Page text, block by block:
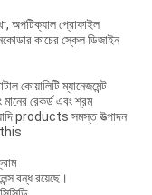
অপটিক্যাল প্রোফাইল
কাচের স্কেল ডিজাইন
কোয়ালিটি ম্যানেজমেন্ট
রেকর্ড এবং শ্রম
products সমস্ত উত্পাদন
this
বন্ধ রয়েছে।